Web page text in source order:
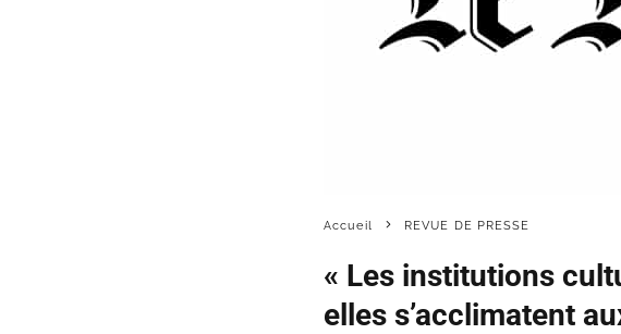
Accueil REVUE DE PRESSE
« Les institutions
elles s’acclimatent